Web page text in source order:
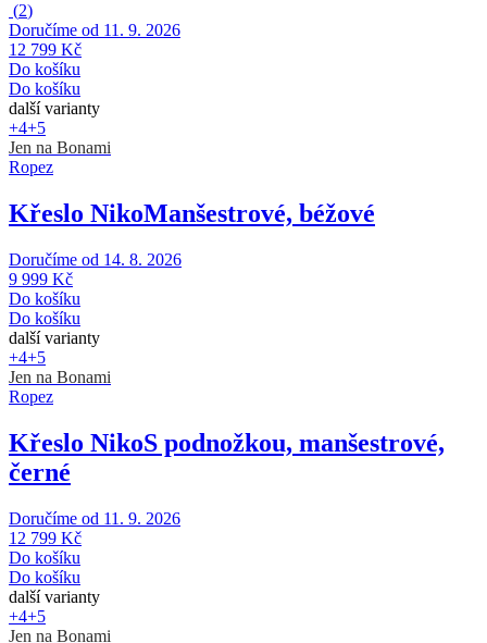
(2)
Doručíme od 11. 9. 2026
12 799 Kč
Do košíku
Do košíku
další varianty
+4+5
Jen na Bonami
Ropez
Křeslo NikoManšestrové, béžové
Doručíme od 14. 8. 2026
9 999 Kč
Do košíku
Do košíku
další varianty
+4+5
Jen na Bonami
Ropez
Křeslo NikoS podnožkou, manšestrové,
černé
Doručíme od 11. 9. 2026
12 799 Kč
Do košíku
Do košíku
další varianty
+4+5
Jen na Bonami